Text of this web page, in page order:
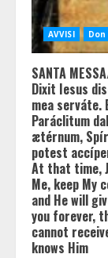
AVVISI
SANTA
Dixit Iesus
mea serváte.
Paráclitum
ætérnum,
potest
At that time,
Me, keep My
and He will
you forever,
cannot
knows Him